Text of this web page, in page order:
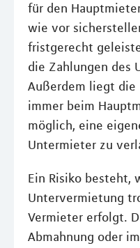
für den
wie vor
fristgerecht
die Zahlungen des
Außerdem liegt die
immer beim
möglich, eine
Untermieter zu
Ein Risiko besteht,
Untervermietung
Vermieter erfolgt.
Abmahnung oder